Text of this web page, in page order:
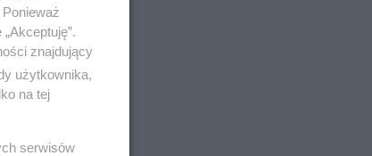
znajdujący
użytkownika,
na tej
serwisów